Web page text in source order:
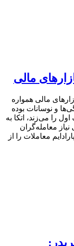
مالی
مالی همواره
و نوسانات بوده
را می‌زند، اتکا به
معامله‌گران
معاملات را از